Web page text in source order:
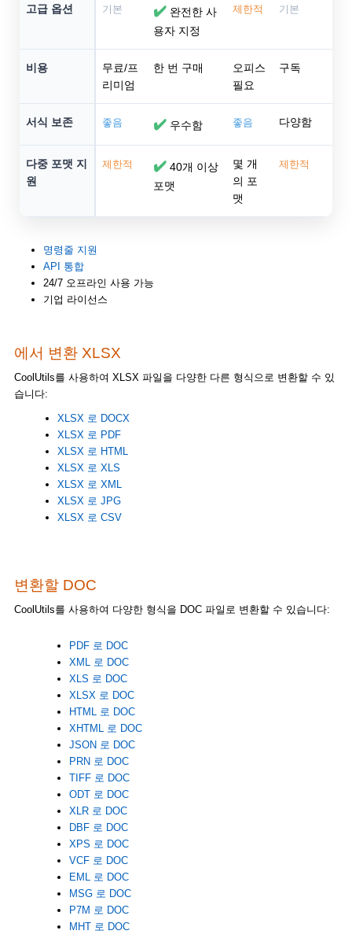
고급 옵션 기본 ✔️ 완전한 사
용자 지정
제한적 기본
비용
무료/프
리미엄
한 번 구매
오피스
필요
구독
서식 보존 좋음 ✔️ 우수함 좋음 다양함
다중 포맷 지
원
제한적 ✔️ 40개 이상
포맷
몇 개
의 포
맷
제한적
명령줄 지원
API 통합
24/7 오프라인 사용 가능
기업 라이선스
에서 변환 XLSX
CoolUtils를 사용하여 XLSX 파일을 다양한 다른 형식으로 변환할 수 있
습니다:
XLSX 로 DOCX
XLSX 로 PDF
XLSX 로 HTML
XLSX 로 XLS
XLSX 로 XML
XLSX 로 JPG
XLSX 로 CSV
변환할 DOC
CoolUtils를 사용하여 다양한 형식을 DOC 파일로 변환할 수 있습니다:
PDF 로 DOC
XML 로 DOC
XLS 로 DOC
XLSX 로 DOC
HTML 로 DOC
XHTML 로 DOC
JSON 로 DOC
PRN 로 DOC
TIFF 로 DOC
ODT 로 DOC
XLR 로 DOC
DBF 로 DOC
XPS 로 DOC
VCF 로 DOC
EML 로 DOC
MSG 로 DOC
P7M 로 DOC
MHT 로 DOC